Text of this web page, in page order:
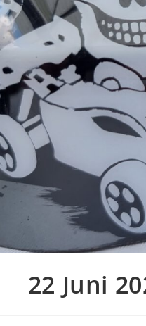
22 Juni